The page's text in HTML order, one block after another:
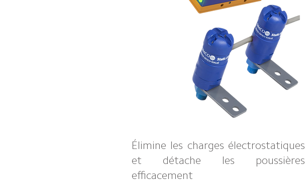
Élimine les charges électrostatiques
et détache les poussières
efficacement